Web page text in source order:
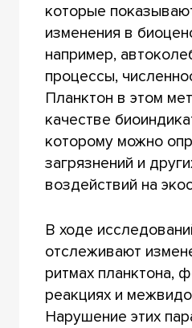
которые
изменения в
например,
процессы,
Планктон в этом
качестве
которому можно
загрязнений и
воздействий на
В ходе
отслеживают
ритмах планктона,
реакциях и
Нарушение этих